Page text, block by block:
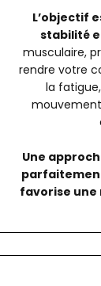
L’objectif
stabilité
musculaire,
rendre votre
la
Une
favorise